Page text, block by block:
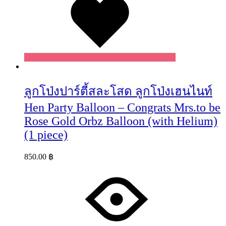
ลูกโป่งปาร์ตี้สละโสด ลูกโป่งเฮนไนท์
Hen Party Balloon – Congrats Mrs.to be
Rose Gold Orbz Balloon (with Helium)
(1 piece)
850.00 ฿